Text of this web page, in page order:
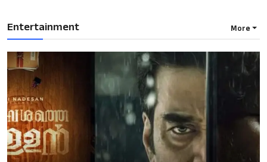
Entertainment More